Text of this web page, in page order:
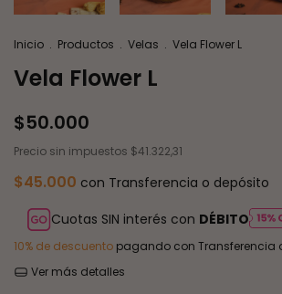
Inicio . Productos . Velas . Vela Flower L
Vela Flower L
$50.000
Precio sin impuestos $41.322,31
$45.000 con Transferencia o depósito
Cuotas SIN interés con DÉBITO
10% de descuento pagando con Transferencia
Ver más detalles